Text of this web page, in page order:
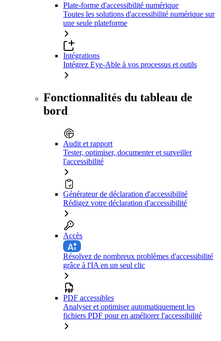
Plate-forme d'accessibilité numérique
Toutes les solutions d'accessibilité numérique sur
une seule plateforme
Intégrations
Intégrez Eye-Able à vos processus et outils
Fonctionnalités du tableau de
bord
Audit et rapport
Tester, optimiser, documenter et surveiller
l'accessibilité
Générateur de déclaration d'accessibilité
Rédigez votre déclaration d'accessibilité
Accès
Résolvez de nombreux problèmes d'accessibilité
grâce à l'IA en un seul clic
PDF accessibles
Analyser et optimiser automatiquement les
fichiers PDF pour en améliorer l'accessibilité